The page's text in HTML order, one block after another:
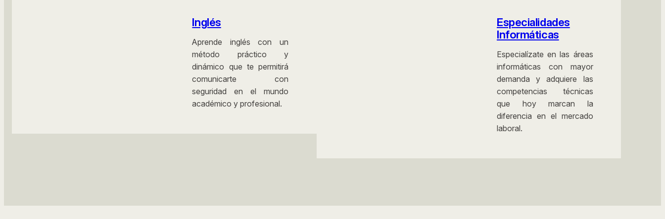
(ADGG081PO)
Normativa Jurídica en Materia Laboral
(ADGD193PO)
Selección De Personal En Las Redes
(ADGD244PO)
Elaboración, Análisis E Implementación De Los
Inglés
Aprende inglés con un
método práctico y
dinámico que te permitirá
comunicarte con
seguridad en el mundo
académico y profesional.
Especialidades
Informáticas
Especialízate en las áreas
informáticas con mayor
demanda y adquiere las
competencias técnicas
que hoy marcan la
diferencia en el mercado
laboral.